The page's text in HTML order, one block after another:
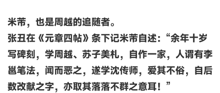
米芾，也是周越的追随者。
张丑在《元章四帖》条下记米芾自述：“余年十岁
写碑刻，学周越、苏子美札，自作一家，人谓有李
邕笔法，闻而恶之，遂学沈传师，爱其不俗，自后
数改献之字，亦取其落落不群之意耳！”